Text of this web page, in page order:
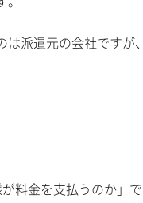
派遣元の会社ですが
料金を支払うのか」で